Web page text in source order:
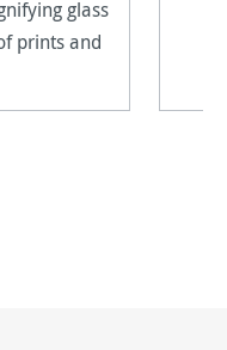
glass
prints and